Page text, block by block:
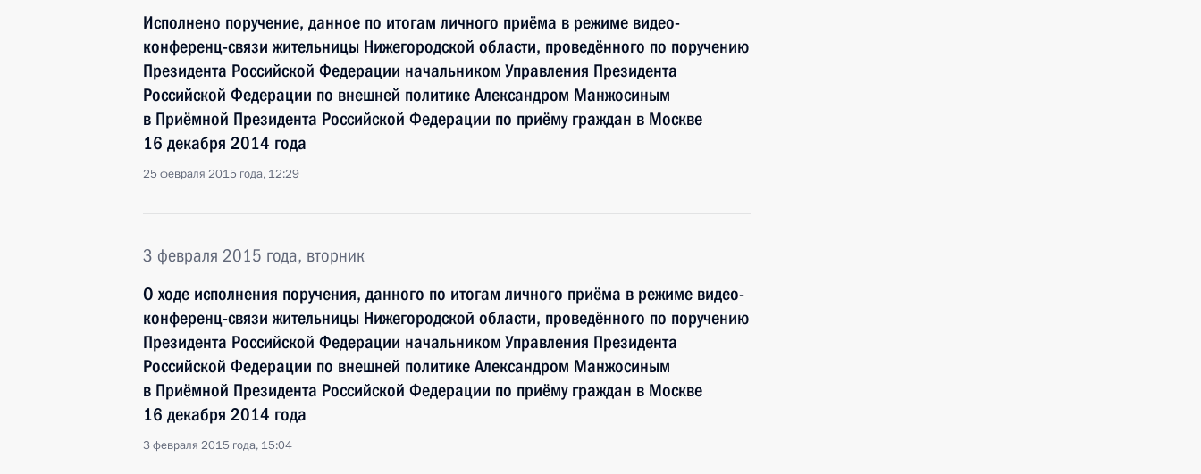
Исполнено поручение, данное по итогам личного приёма в режиме видео-
конференц-связи жительницы Нижегородской области, проведённого по поручению
Президента Российской Федерации начальником Управления Президента
Российской Федерации по внешней политике Александром Манжосиным
в Приёмной Президента Российской Федерации по приёму граждан в Москве
16 декабря 2014 года
25 февраля 2015 года, 12:29
3 февраля 2015 года, вторник
О ходе исполнения поручения, данного по итогам личного приёма в режиме видео-
конференц-связи жительницы Нижегородской области, проведённого по поручению
Президента Российской Федерации начальником Управления Президента
Российской Федерации по внешней политике Александром Манжосиным
в Приёмной Президента Российской Федерации по приёму граждан в Москве
16 декабря 2014 года
3 февраля 2015 года, 15:04